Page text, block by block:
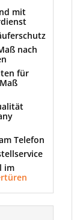
mit
nach
für
Telefon
im